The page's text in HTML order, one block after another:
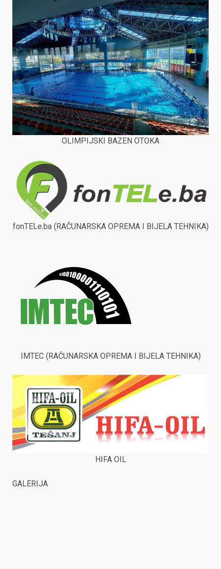
OLIMPIJSKI BAZEN OTOKA
fonTELe.ba (RAČUNARSKA OPREMA I BIJELA TEHNIKA)
IMTEC (RAČUNARSKA OPREMA I BIJELA TEHNIKA)
HIFA OIL
GALERIJA